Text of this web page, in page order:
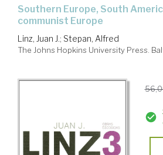
Southern Europe, South America, and Post-
communist Europe
Linz, Juan J.; Stepan, Alfred
The Johns Hopkins University Press.